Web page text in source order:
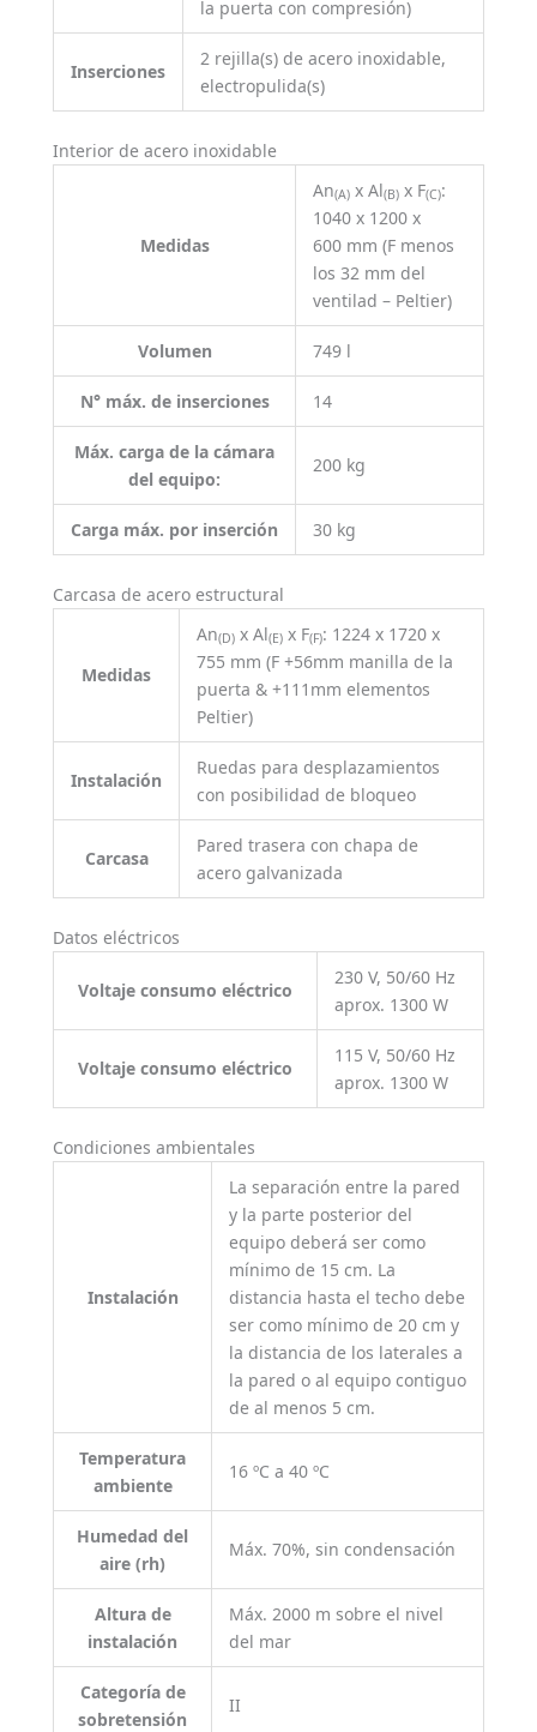
la puerta con compresión)
Inserciones
2 rejilla(s) de acero inoxidable,
electropulida(s)
Interior de acero inoxidable
Medidas
An(A) x Al(B) x F(C):
1040 x 1200 x
600 mm (F menos
los 32 mm del
ventilad – Peltier)
Volumen 749 l
N° máx. de inserciones 14
Máx. carga de la cámara
del equipo:
200 kg
Carga máx. por inserción 30 kg
Carcasa de acero estructural
Medidas
An(D) x Al(E) x F(F): 1224 x 1720 x
755 mm (F +56mm manilla de la
puerta & +111mm elementos
Peltier)
Instalación
Ruedas para desplazamientos
con posibilidad de bloqueo
Carcasa
Pared trasera con chapa de
acero galvanizada
Datos eléctricos
Voltaje consumo eléctrico
230 V, 50/60 Hz
aprox. 1300 W
Voltaje consumo eléctrico
115 V, 50/60 Hz
aprox. 1300 W
Condiciones ambientales
Instalación
La separación entre la pared
y la parte posterior del
equipo deberá ser como
mínimo de 15 cm. La
distancia hasta el techo debe
ser como mínimo de 20 cm y
la distancia de los laterales a
la pared o al equipo contiguo
de al menos 5 cm.
Temperatura
ambiente
16 ºC a 40 ºC
Humedad del
aire (rh)
Máx. 70%, sin condensación
Altura de
instalación
Máx. 2000 m sobre el nivel
del mar
Categoría de
sobretensión
II